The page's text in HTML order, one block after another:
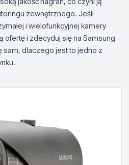
zewnętrznego. Jeśli
i wielofunkcyjnej kamery
ofertę i zdecyduj się na Samsung
sam, dlaczego jest to jedno z